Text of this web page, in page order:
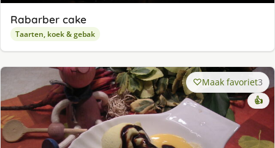
Rabarber cake
Taarten, koek & gebak
Maak favoriet3
👍